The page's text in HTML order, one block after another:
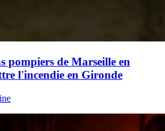
pompiers de Marseille en
l'incendie en Gironde